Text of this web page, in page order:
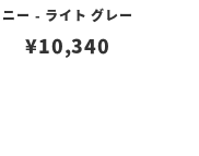
ニー - ライト グレー
¥10,340